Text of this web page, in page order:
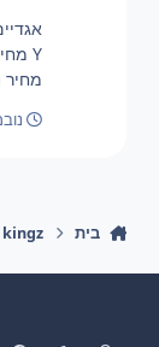
מחיר התחלתי 70 זהב 9/31 התקפה 19/31 הגנה 2/31
בית kingz
Light Mode
Dark Mode